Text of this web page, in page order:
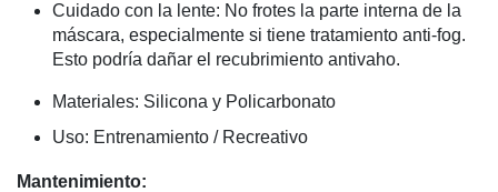
Cuidado con la lente: No frotes la parte interna de la
máscara, especialmente si tiene tratamiento anti-fog.
Esto podría dañar el recubrimiento antivaho.
Materiales: Silicona y Policarbonato
Uso: Entrenamiento / Recreativo
Mantenimiento: